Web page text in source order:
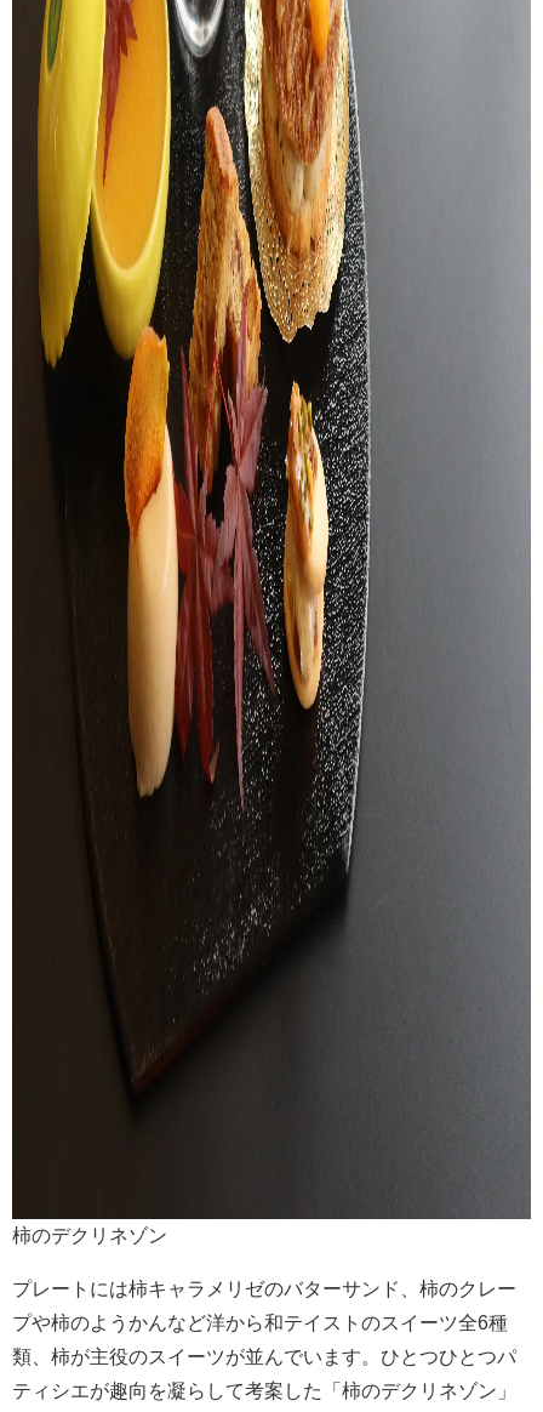
柿のデクリネゾン
プレートには柿キャラメリゼのバターサンド、柿のクレー
プや柿のようかんなど洋から和テイストのスイーツ全6種
類、柿が主役のスイーツが並んでいます。ひとつひとつパ
ティシエが趣向を凝らして考案した「柿のデクリネゾン」